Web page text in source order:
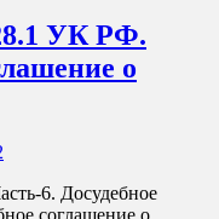
УК РФ.
о
6. Досудебное